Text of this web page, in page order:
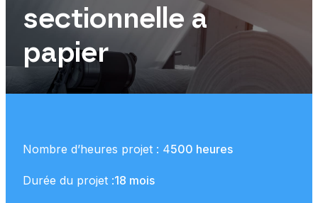
sectionnelle a
papier
Nombre d’heures projet : 4500 heures
Durée du projet :18 mois